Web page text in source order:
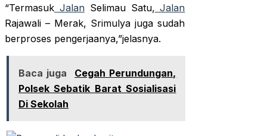
“Termasuk JalanSelimau Satu, Jalan
Rajawali – Merak, Srimulya juga sudah
berproses pengerjaanya,”jelasnya.
Baca juga
Cegah Perundungan,
Polsek Sebatik Barat Sosialisasi
Di Sekolah